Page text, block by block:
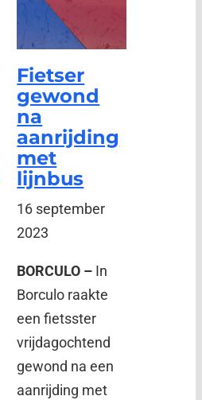
Fietser
gewond
na
aanrijding
met
lijnbus
16 september
2023
BORCULO – In
Borculo raakte
een fietsster
vrijdagochtend
gewond na een
aanrijding met